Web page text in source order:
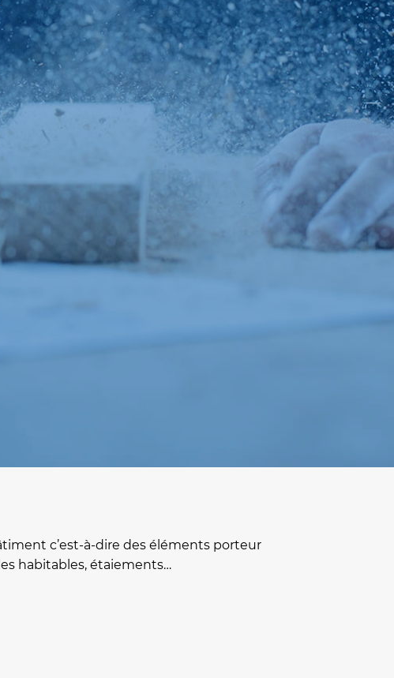
c’est-à-dire des éléments porteur
habitables, étaiements…